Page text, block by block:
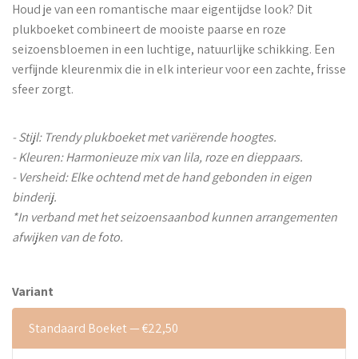
Houd je van een romantische maar eigentijdse look? Dit
plukboeket combineert de mooiste paarse en roze
seizoensbloemen in een luchtige, natuurlijke schikking. Een
verfijnde kleurenmix die in elk interieur voor een zachte, frisse
sfeer zorgt.
- Stijl: Trendy plukboeket met variërende hoogtes.
- Kleuren: Harmonieuze mix van lila, roze en dieppaars.
- Versheid: Elke ochtend met de hand gebonden in eigen
binderij.
*In verband met het seizoensaanbod kunnen arrangementen
afwijken van de foto.
Variant
Standaard Boeket — €22,50